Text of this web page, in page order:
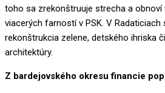
toho sa zrekonštruuje strecha a
viacerých farností v PSK. V
rekonštrukcia zelene, detského ihriska
architektúry.
Z bardejovského okresu financie